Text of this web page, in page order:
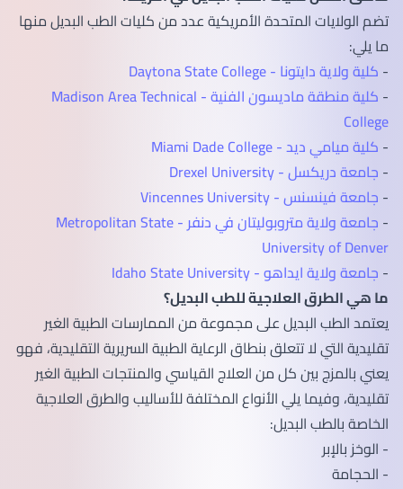
تضم الولايات المتحدة الأمريكية عدد من كليات الطب البديل منها
ما يلي:
- كلية ولاية دايتونا - Daytona State College
-
كلية منطقة ماديسون الفنية - Madison Area Technical
College
- كلية ميامي ديد - Miami Dade College
- جامعة دريكسل - Drexel University
- جامعة فينسنس - Vincennes University
-
جامعة ولاية متروبوليتان في دنفر - Metropolitan State
University of Denver
- جامعة ولاية ايداهو - Idaho State University
ما هي الطرق العلاجية للطب البديل؟
يعتمد الطب البديل على مجموعة من الممارسات الطبية الغير
تقليدية التي لا تتعلق بنطاق الرعاية الطبية السريرية التقليدية، فهو
يعني بالمزج بين كل من العلاج القياسي والمنتجات الطبية الغير
تقليدية، وفيما يلي الأنواع المختلفة للأساليب والطرق العلاجية
الخاصة بالطب البديل:
- الوخز بالإبر
- الحجامة